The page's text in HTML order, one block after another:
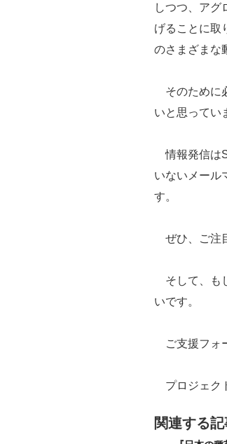
しつつ、アグ
げることに取
のさまざまな
そのために
いと思ってい
情報発信は
いないメール
す。
ぜひ、ご注
そして、も
いです。
ご支援フォ
プロジェク
関連する